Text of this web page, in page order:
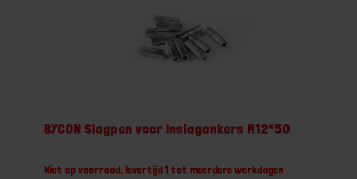
BYCON Slagpen voor inslagankers M12*50
Niet op voorraad, levertijd 1 tot meerdere werkdagen